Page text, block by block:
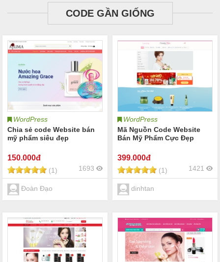
CODE GẦN GIỐNG
WordPress
Chia sẻ code Website bán
mỹ phẩm siêu đẹp
150.000đ
(1) 1693
Đoàn Đạo
WordPress
Mã Nguồn Code Website
Bán Mỹ Phẩm Cực Đẹp
399.000đ
(1) 1421
dinhtan